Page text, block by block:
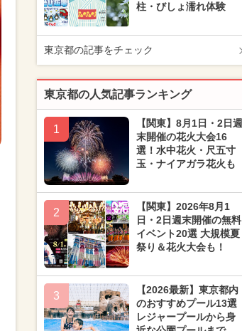
柱・びしょ濡れ体験
東京都の記事をチェック
東京都の人気記事ランキング
1
【関東】8月1日・2日週
末開催の花火大会16
選！水中花火・尺五寸
玉・ナイアガラ花火も
2
【関東】2026年8月1
日・2日週末開催の無料
イベント20選 大規模夏
祭り＆花火大会も！
3
【2026最新】東京都内
のおすすめプール13選
レジャープールから身